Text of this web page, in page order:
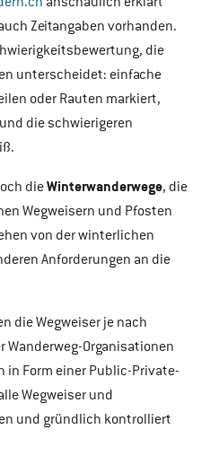
Zeitangaben vorhanden.
die
unterscheidet: einfache
oder Rauten markiert,
die schwierigeren
dieWinterwanderwege, die
Wegweisern und Pfosten
von der winterlichen
Anforderungen an die
die Wegweiser je nach
Organisationen
in Form einer Public-Private-
Wegweiser und
und gründlich kontrolliert